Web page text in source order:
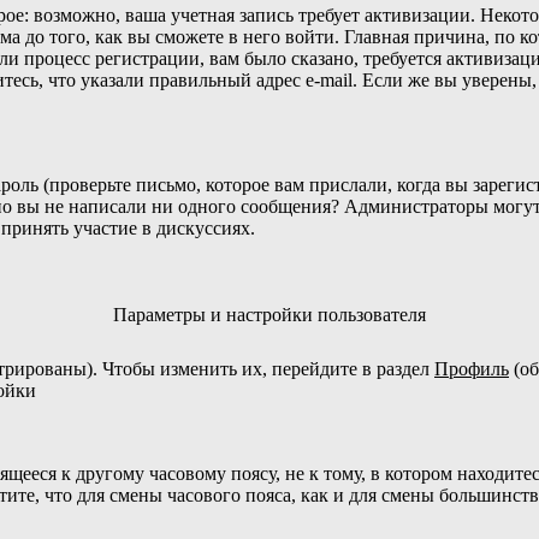
возможно, ваша учетная запись требует активизации.
до того, как вы сможете в него войти. Главная причина, по
регистрации, вам было сказано, требуется
что указали правильный адрес e-mail. Если же вы
(проверьте письмо, которое вам прислали, когда вы
вы не написали ни одного сообщения? Администраторы
участие в дискуссиях.
Параметры и настройки пользователя
Чтобы изменить их, перейдите в раздел Профиль
к другому часовому поясу, не к тому, в котором
что для смены часового пояса, как и для смены